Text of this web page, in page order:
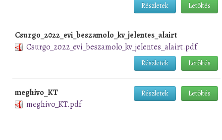
Letöltés
Részletek
Csurgo_2022_evi_beszamolo_kv_jelentes_alairt
Csurgo_2022_evi_beszamolo_kv_jelentes_alairt.pdf
Letöltés
Részletek
meghivo_KT
meghivo_KT.pdf
Letöltés
Részletek